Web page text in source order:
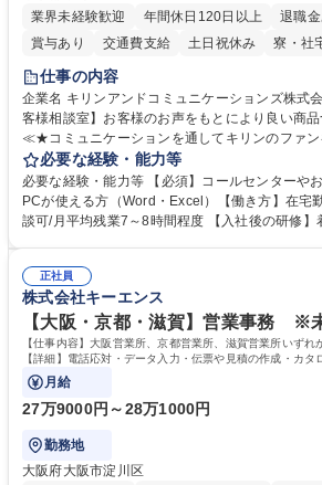
業界未経験歓迎
年間休日120日以上 退職金
賞与あり
交通費支給 土日祝休み 寮・社
仕事の内容
企業名 キリンアンドコミュニケーションズ株式会社 求人名 中野本社
客様相談室】お客様のお声をもとにより良い商品づくりへ
≪★コミュニケーションを通してキリンのファ
お客様のお声をより良い商品づくりに活かしてい
様相談室でのお仕事です。 日々お客様からいただくキリングループへのご
意見を、企業活動に活かしています。お客様から
って対応、情報提供するとともにグループ内活動
平均100件前後■メール・手紙：同上40件前後 募集職種 中野本社【お客様
相談室】お客様のお声をもとにより良い商品づく
必要な経験・能力等
必要な経験・能力等 【必須】コールセンターや
PCが使える方（Word・Excel）【働き方】在宅
談可/月平均残業7～8時間程度 【入社後の研修】着任から1か月は電話対応
すのでご安心ください。 【当社について】キリ
う会社として、お客様との出会いを大切にし、磨
を込めてコミュニケーションをとりながら広報
す。 学歴・資格 学歴：大学院 大学 高専 短大 専修学校 高校 語学力： 資
格：
正社員
株式会社キーエンス
【大阪・京都・滋賀】営業事務 ※
【仕事内容】大阪営業所、京都営業所、滋賀営業所いずれ
【詳細】電話応対・データ入力・伝票や見積の作成・カタ
で発生する事務業務や業務改善をお任せ。
月給
27万9000円～28万1000円
勤務地
大阪府大阪市淀川区